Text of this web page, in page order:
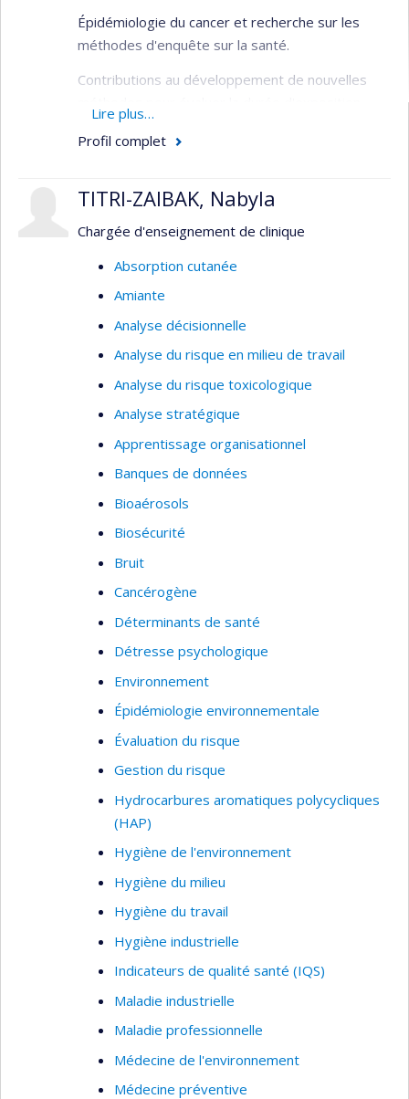
Épidémiologie du cancer et recherche sur les
méthodes d'enquête sur la santé.
Contributions au développement de nouvelles
pour découvrir les causes du cancer dans
l'environnement et le milieu de travail, des
population sur les expositions industrielles.
Contribution méthodologique pour le calcul des
lors de recours collectifs intentés par des
victimes du tabac.
Lire plus…
Profil complet
TITRI-ZAIBAK, Nabyla
Chargée d'enseignement de clinique
Absorption cutanée
Amiante
Analyse décisionnelle
Analyse du risque en milieu de travail
Analyse du risque toxicologique
Analyse stratégique
Apprentissage organisationnel
Banques de données
Bioaérosols
Biosécurité
Bruit
Cancérogène
Déterminants de santé
Détresse psychologique
Environnement
Épidémiologie environnementale
Évaluation du risque
Gestion du risque
Hydrocarbures aromatiques polycycliques
(HAP)
Hygiène de l'environnement
Hygiène du milieu
Hygiène du travail
Hygiène industrielle
Indicateurs de qualité santé (IQS)
Maladie industrielle
Maladie professionnelle
Médecine de l'environnement
Médecine préventive